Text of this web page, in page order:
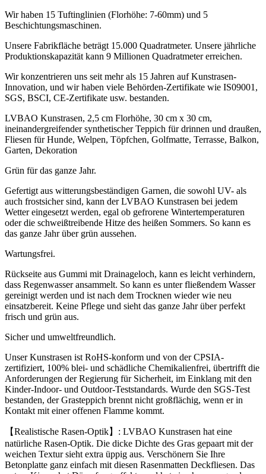
Wir haben 15 Tuftinglinien (Florhöhe: 7-60mm) und 5
Beschichtungsmaschinen.
Unsere Fabrikfläche beträgt 15.000 Quadratmeter. Unsere jährliche
Produktionskapazität kann 9 Millionen Quadratmeter erreichen.
Wir konzentrieren uns seit mehr als 15 Jahren auf Kunstrasen-
Innovation, und wir haben viele Behörden-Zertifikate wie IS09001,
SGS, BSCI, CE-Zertifikate usw. bestanden.
LVBAO Kunstrasen, 2,5 cm Florhöhe, 30 cm x 30 cm,
ineinandergreifender synthetischer Teppich für drinnen und draußen,
Fliesen für Hunde, Welpen, Töpfchen, Golfmatte, Terrasse, Balkon,
Garten, Dekoration
Grün für das ganze Jahr.
Gefertigt aus witterungsbeständigen Garnen, die sowohl UV- als
auch frostsicher sind, kann der LVBAO Kunstrasen bei jedem
Wetter eingesetzt werden, egal ob gefrorene Wintertemperaturen
oder die schweißtreibende Hitze des heißen Sommers. So kann es
das ganze Jahr über grün aussehen.
Wartungsfrei.
Rückseite aus Gummi mit Drainageloch, kann es leicht verhindern,
dass Regenwasser ansammelt. So kann es unter fließendem Wasser
gereinigt werden und ist nach dem Trocknen wieder wie neu
einsatzbereit. Keine Pflege und sieht das ganze Jahr über perfekt
frisch und grün aus.
Sicher und umweltfreundlich.
Unser Kunstrasen ist RoHS-konform und von der CPSIA-
zertifiziert, 100% blei- und schädliche Chemikalienfrei, übertrifft die
Anforderungen der Regierung für Sicherheit, im Einklang mit den
Kinder-Indoor- und Outdoor-Teststandards. Wurde den SGS-Test
bestanden, der Grasteppich brennt nicht großflächig, wenn er in
Kontakt mit einer offenen Flamme kommt.
【Realistische Rasen-Optik】: LVBAO Kunstrasen hat eine
natürliche Rasen-Optik. Die dicke Dichte des Gras gepaart mit der
weichen Textur sieht extra üppig aus. Verschönern Sie Ihre
Betonplatte ganz einfach mit diesen Rasenmatten Deckfliesen. Das